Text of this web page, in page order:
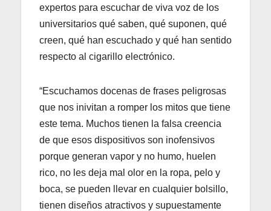
expertos para escuchar de viva voz de los
universitarios qué saben, qué suponen, qué
creen, qué han escuchado y qué han sentido
respecto al cigarillo electrónico.
“Escuchamos docenas de frases peligrosas
que nos inivitan a romper los mitos que tiene
este tema. Muchos tienen la falsa creencia
de que esos dispositivos son inofensivos
porque generan vapor y no humo, huelen
rico, no les deja mal olor en la ropa, pelo y
boca, se pueden llevar en cualquier bolsillo,
tienen diseños atractivos y supuestamente